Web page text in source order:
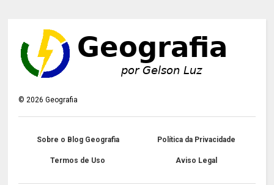
©2026 Geografia
Sobre o Blog Geografia Política da Privacidade
Termos de Uso Aviso Legal